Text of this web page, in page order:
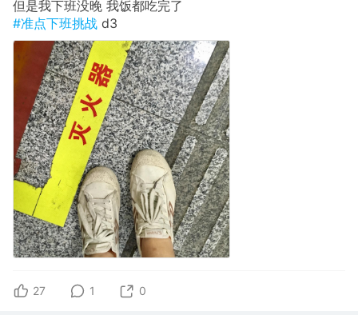
但是我下班没晚 我饭都吃完了
#准点下班挑战 d3
27 1 0